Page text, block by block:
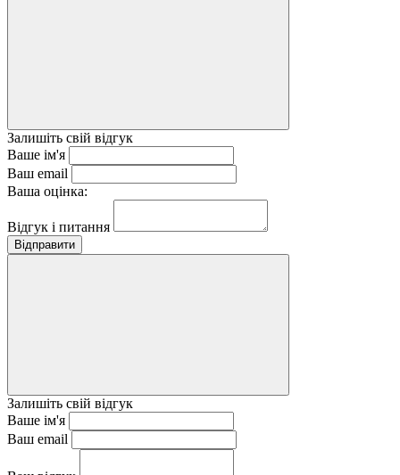
Залишіть свій відгук
Ваше ім'я
Ваш email
Ваша оцінка:
Відгук і питання
Відправити
Залишіть свій відгук
Ваше ім'я
Ваш email